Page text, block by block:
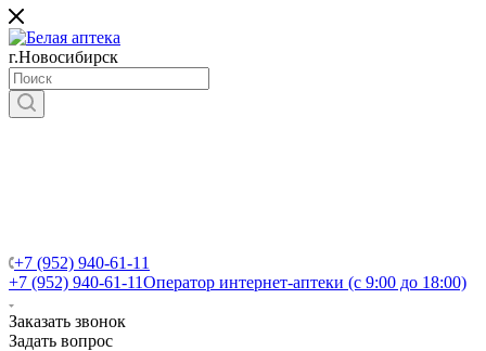
г.Новосибирск
+7 (952) 940-61-11
+7 (952) 940-61-11Оператор интернет-аптеки (с 9:00 до 18:00)
Заказать звонок
Задать вопрос